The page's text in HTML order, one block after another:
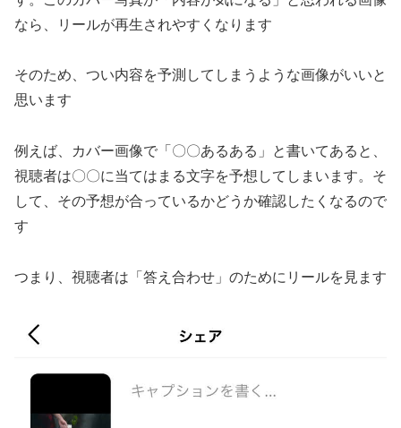
なら、リールが再生されやすくなります
そのため、つい内容を予測してしまうような画像がいいと
思います
例えば、カバー画像で「〇〇あるある」と書いてあると、
視聴者は〇〇に当てはまる文字を予想してしまいます。そ
して、その予想が合っているかどうか確認したくなるので
す
つまり、視聴者は「答え合わせ」のためにリールを見ます